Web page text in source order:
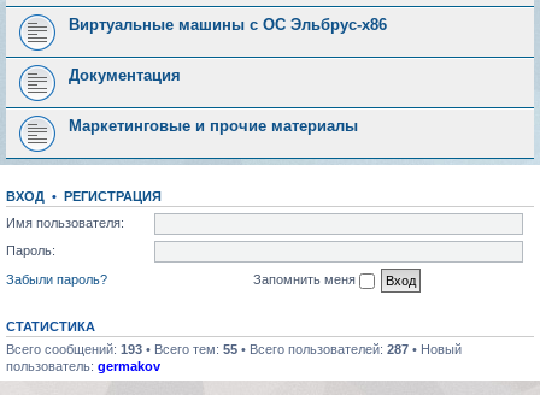
Виртуальные машины с ОС Эльбрус-x86
Документация
Маркетинговые и прочие материалы
ВХОД • РЕГИСТРАЦИЯ
Имя пользователя:
Пароль:
Забыли пароль?
Запомнить меня
СТАТИСТИКА
Всего сообщений: 193 • Всего тем: 55 • Всего пользователей: 287 • Новый
пользователь: germakov